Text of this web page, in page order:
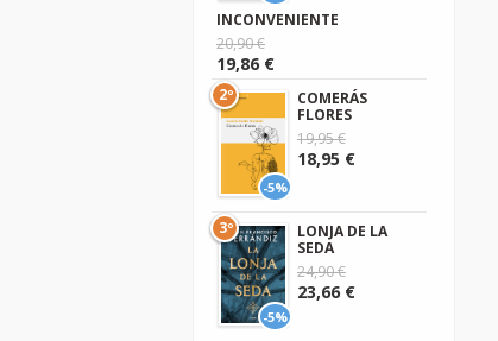
INCONVENIENTE
20,90 €
19,86 €
-5%
2º
COMERÁS
FLORES
19,95 €
18,95 €
-5%
3º
LONJA DE LA
SEDA
24,90 €
23,66 €